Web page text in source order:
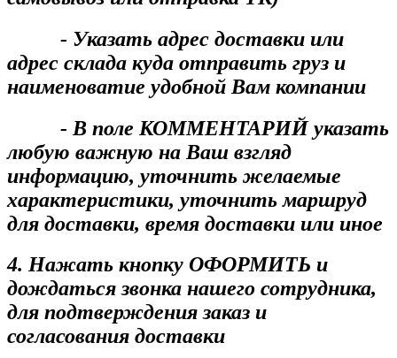
- Указать адрес доставки или
адрес склада куда отправить груз и
наименоватие удобной Вам компании
- В поле КОММЕНТАРИЙ указать
любую важную на Ваш взгляд
информацию, уточнить желаемые
характеристики, уточнить маршруд
для доставки, время доставки или иное
4. Нажать кнопку ОФОРМИТЬ и
дождаться звонка нашего сотрудника,
для подтверждения заказ и
согласования доставки